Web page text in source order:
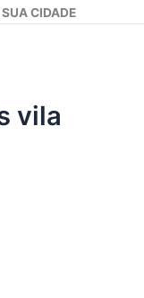
CIDADE
vila